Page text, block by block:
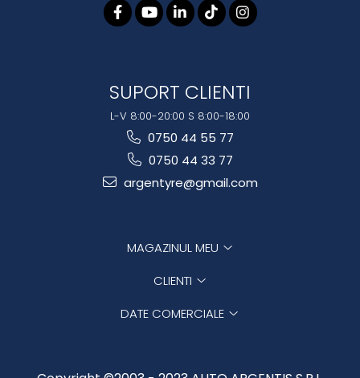
SUPORT CLIENTI
L-V 8:00-20:00 S 8:00-18:00
0750 44 55 77
0750 44 33 77
argentyre@gmail.com
MAGAZINUL MEU
CLIENTI
DATE COMERCIALE